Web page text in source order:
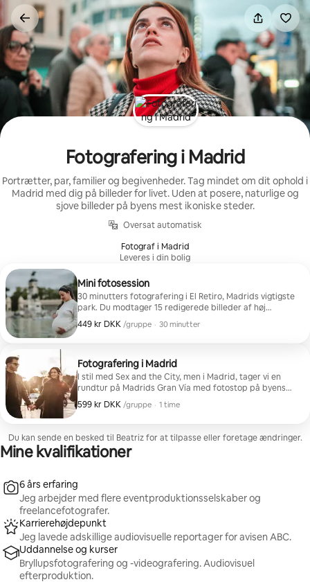
Gå
videre
til
indhold
Fotografering i Madrid
Portrætter, par, familier og begivenheder. Tag mindet om dit ophold i
Madrid med dig på billeder for livet. Uden at posere, naturlige og
sjove billeder på byens mest ikoniske steder.
Oversat automatisk
Fotograf i Madrid
Leveres i din bolig
Mini fotosession
30 minutters fotografering i El Retiro, Madrids vigtigste
park. Du modtager 15 redigerede billeder af høj
kvalitet i .jpg-format.
449 kr DKK /gruppe
449 kr DKK per gruppe
, · 30 minutter
Fotografering i Madrid
I stil med Sex and the City, men i Madrid, tager vi en
rundtur på Madrids Gran Vía med fotostop på byens
mest ikoniske steder.
599 kr DKK /gruppe
599 kr DKK per gruppe
, · 1 time
Du kan sende en besked til Beatriz for at tilpasse eller foretage ændringer.
Mine kvalifikationer
6 års erfaring
Jeg arbejder med flere eventproduktionsselskaber og
freelancefotografer.
Karrierehøjdepunkt
Jeg lavede adskillige audiovisuelle reportager for avisen ABC.
Uddannelse og kurser
Bryllupsfotografering og -videografering. Audiovisuel
efterproduktion.